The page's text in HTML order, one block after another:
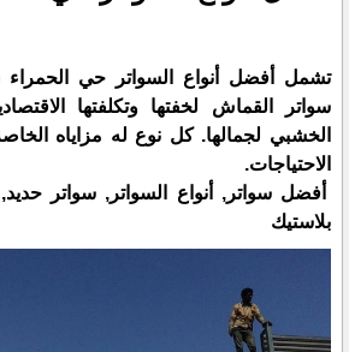
تشمل أفضل أنواع السواتر حي الحمراء
سواتر القماش لخفتها وتكلفتها
الخشبي لجمالها. كل نوع له مزاياه
الاحتياجات.
أفضل سواتر, أنواع السواتر, سواتر
بلاستيك